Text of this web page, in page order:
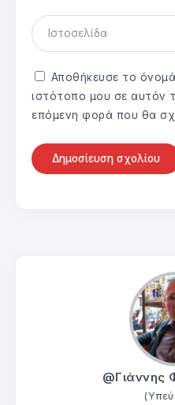
Αποθήκευσε το
ιστότοπο μου σε αυτόν
επόμενη φορά που θα
@Γιάννης